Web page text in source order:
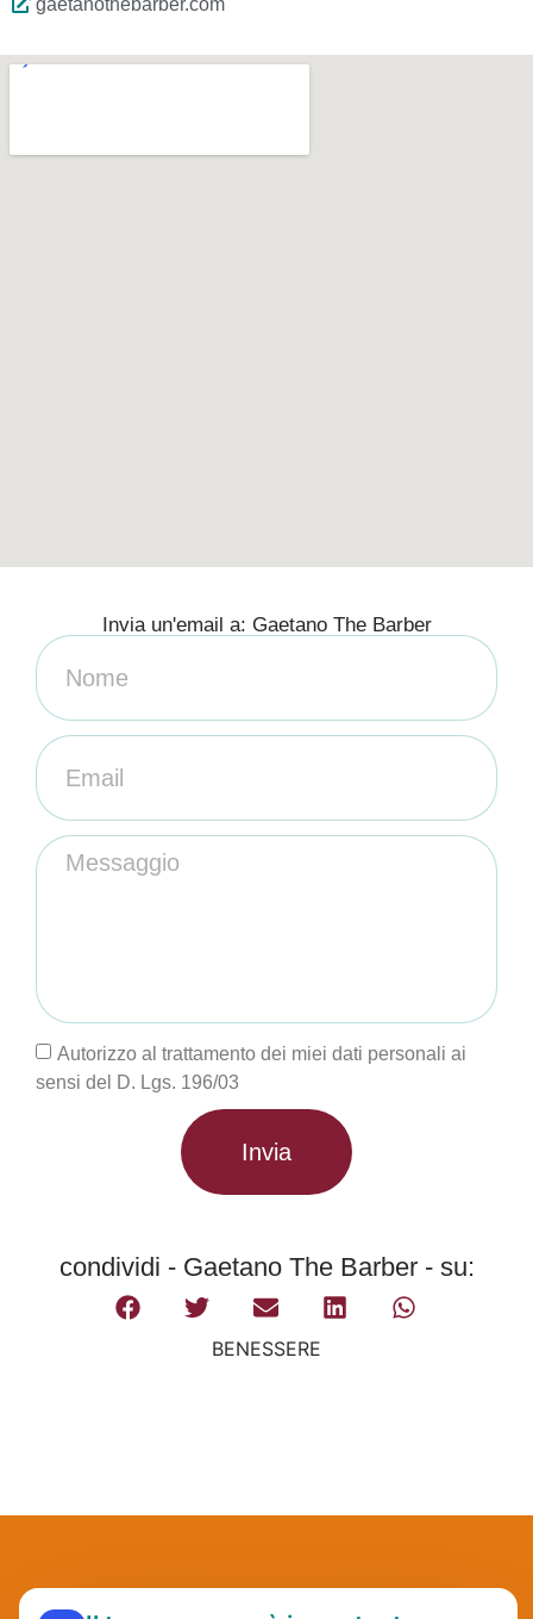
gaetanothebarber.com
Invia un'email a: Gaetano The Barber
Autorizzo al trattamento dei miei dati personali ai
sensi del D. Lgs. 196/03
Invia
condividi - Gaetano The Barber - su:
BENESSERE